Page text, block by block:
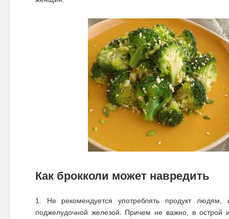
Как брокколи может навредить
Не рекомендуется употреблять продукт
поджелудочной железой. Причем не важно, в острой